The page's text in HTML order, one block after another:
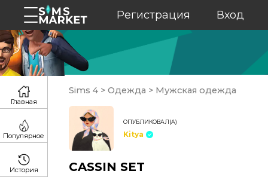
Регистрация Вход
Sims 4 > Одежда > Мужская одежда
ОПУБЛИКОВАЛ(А)
Kitya
CASSIN SET
Главная
Популярное
История